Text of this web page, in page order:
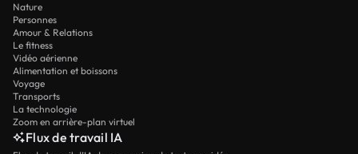
Nature
Personnes
Amour & Relations
Le fitness
Vidéo aérienne
Alimentation et boissons
Voyage
Transports
La technologie
Zoom en arrière-plan virtuel
Flux de travail IA